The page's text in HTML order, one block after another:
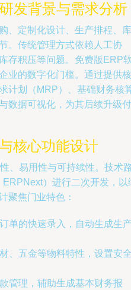
发背景与需求分析
、定制化设计、生产排程、库
。传统管理方式依赖人工协
存积压等问题。免费版ERP
业的数字化门槛。通过提供核
计划（MRP）、基础财务核
数据可视化，为其后续升级付
核心功能设计
、易用性与可持续性。技术
）进行二次开发，以
聚焦门业特色：
单的快速录入，自动生成生
、五金等物料特性，设置安
管理，辅助生成基本财务报